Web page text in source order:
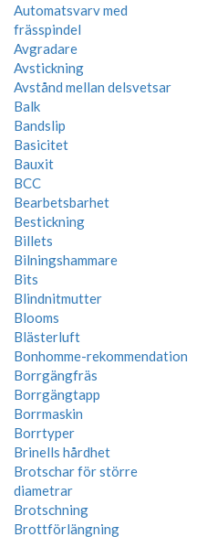
Automatsvarv med
frässpindel
Avgradare
Avstickning
Avstånd mellan delsvetsar
Balk
Bandslip
Basicitet
Bauxit
BCC
Bearbetsbarhet
Bestickning
Billets
Bilningshammare
Bits
Blindnitmutter
Blooms
Blästerluft
Bonhomme-rekommendation
Borrgängfräs
Borrgängtapp
Borrmaskin
Borrtyper
Brinells hårdhet
Brotschar för större
diametrar
Brotschning
Brottförlängning